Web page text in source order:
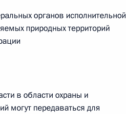
органов исполнительной
природных территорий
в области охраны и
могут передаваться для